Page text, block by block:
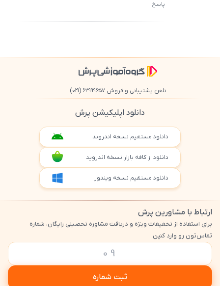
پاسخ
تلفن پشتیبانی و فروش ۶۲۹۹۹۶۵۷ (021)
دانلود اپلیکیشن پرش
دانلود مستقیم نسخه اندروید
دانلود از کافه بازار نسخه اندروید
دانلود مستقیم نسخه ویندوز
ارتباط با مشاورین پرش
برای استفاده از تخفیفات ویژه و دریافت مشاوره تحصیلی رایگان، شماره
تماس‌تون رو وارد کنین
ثبت شماره